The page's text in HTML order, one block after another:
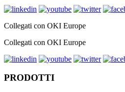
Collegati con OKI Europe
Collegati con OKI Europe
PRODOTTI